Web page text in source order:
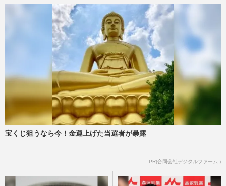
宝くじ狙うなら今！金運上げた当選者が暴露
PR(合同会社デジタルファーム )